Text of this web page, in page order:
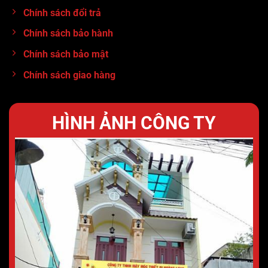
Chính sách đổi trả
Chính sách bảo hành
Chính sách bảo mật
Chính sách giao hàng
HÌNH ẢNH CÔNG TY